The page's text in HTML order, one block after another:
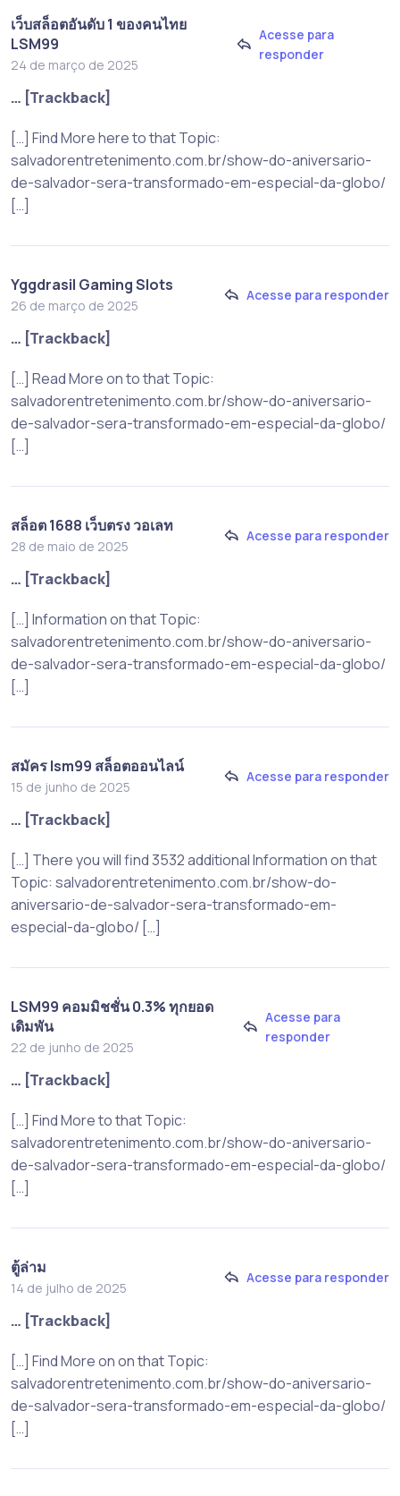
เว็บสล็อตอันดับ 1 ของคนไทย
LSM99
24 de março de 2025
Acesse para
responder
… [Trackback]
[…] Find More here to that Topic:
salvadorentretenimento.com.br/show-do-aniversario-
de-salvador-sera-transformado-em-especial-da-globo/
[…]
Yggdrasil Gaming Slots
26 de março de 2025
Acesse para responder
… [Trackback]
[…] Read More on to that Topic:
salvadorentretenimento.com.br/show-do-aniversario-
de-salvador-sera-transformado-em-especial-da-globo/
[…]
สล็อต 1688 เว็บตรง วอเลท
28 de maio de 2025
Acesse para responder
… [Trackback]
[…] Information on that Topic:
salvadorentretenimento.com.br/show-do-aniversario-
de-salvador-sera-transformado-em-especial-da-globo/
[…]
สมัคร lsm99 สล็อตออนไลน์
15 de junho de 2025
Acesse para responder
… [Trackback]
[…] There you will find 3532 additional Information on that
Topic: salvadorentretenimento.com.br/show-do-
aniversario-de-salvador-sera-transformado-em-
especial-da-globo/ […]
LSM99 คอมมิชชั่น 0.3% ทุกยอด
เดิมพัน
22 de junho de 2025
Acesse para
responder
… [Trackback]
[…] Find More to that Topic:
salvadorentretenimento.com.br/show-do-aniversario-
de-salvador-sera-transformado-em-especial-da-globo/
[…]
ตู้ล่าม
14 de julho de 2025
Acesse para responder
… [Trackback]
[…] Find More on on that Topic:
salvadorentretenimento.com.br/show-do-aniversario-
de-salvador-sera-transformado-em-especial-da-globo/
[…]